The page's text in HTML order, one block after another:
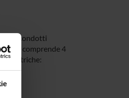
condotti
comprende 4